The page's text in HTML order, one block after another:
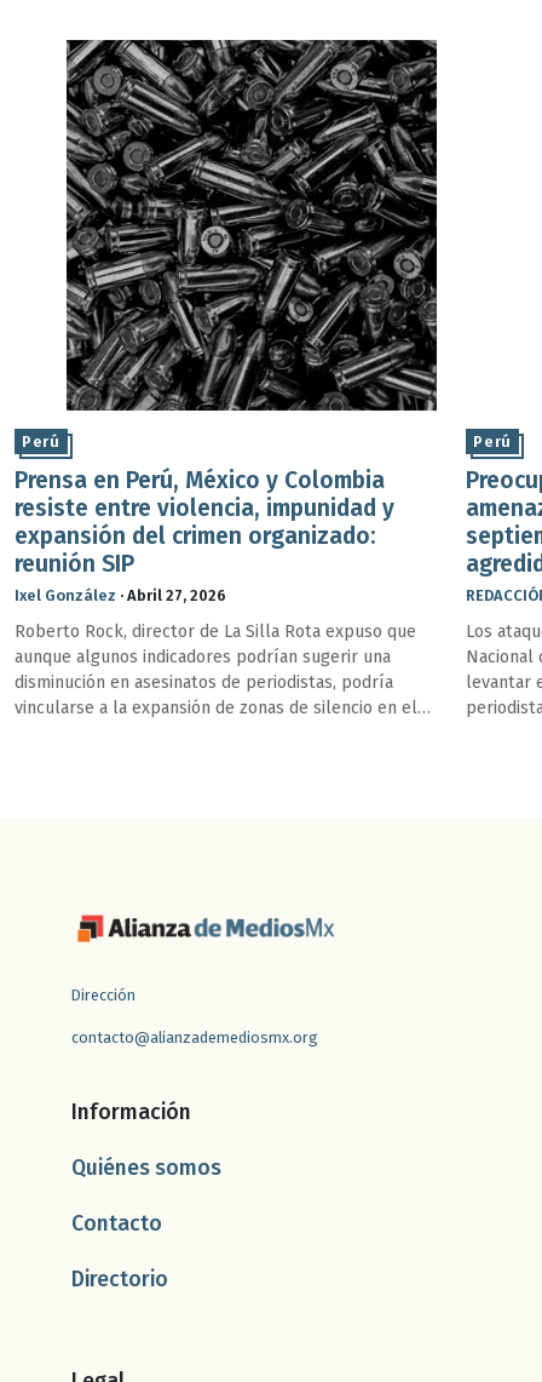
Perú
Prensa en Perú, México y Colombia
resiste entre violencia, impunidad y
expansión del crimen organizado:
reunión SIP
Ixel González · Abril 27, 2026
Roberto Rock, director de La Silla Rota expuso que
aunque algunos indicadores podrían sugerir una
disminución en asesinatos de periodistas, podría
vincularse a la expansión de zonas de silencio en el
Perú
Los
Nacional
levantar
Dirección
contacto@alianzademediosmx.org
Información
Quiénes somos
Contacto
Directorio